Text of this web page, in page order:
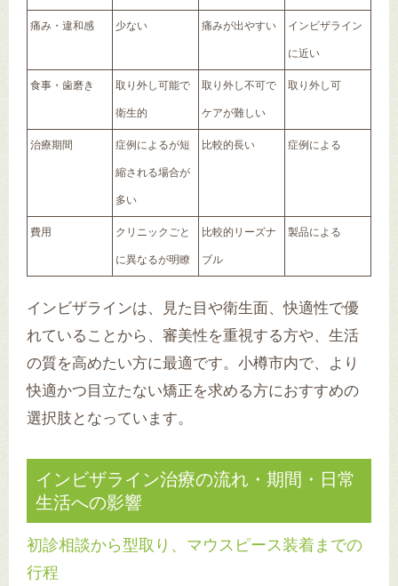
痛み・違和感 少ない 痛みが出やすい インビザライン
に近い
食事・歯磨き 取り外し可能で
衛生的
取り外し不可で
ケアが難しい
取り外し可
治療期間 症例によるが短
縮される場合が
多い
比較的長い 症例による
費用 クリニックごと
に異なるが明瞭
比較的リーズナ
ブル
製品による
インビザラインは、見た目や衛生面、快適性で優
れていることから、審美性を重視する方や、生活
の質を高めたい方に最適です。小樽市内で、より
快適かつ目立たない矯正を求める方におすすめの
選択肢となっています。
インビザライン治療の流れ・期間・日常
生活への影響
初診相談から型取り、マウスピース装着までの
行程